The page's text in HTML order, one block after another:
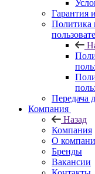
Гарантия
Политика
Передача
Компания
Назад
Компания
О
Бренды
Вакансии